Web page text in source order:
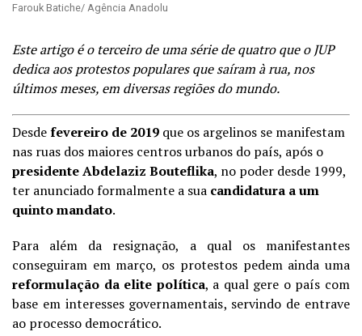
Farouk Batiche/ Agência Anadolu
Este artigo é o terceiro de uma série de quatro que o JUP
dedica aos protestos populares que saíram à rua, nos
últimos meses, em diversas regiões do mundo.
Desdefevereiro de 2019 que os argelinos se manifestam
nas ruas dos maiores centros urbanos do país, após o
presidente Abdelaziz Bouteflika, no poder desde 1999,
ter anunciado formalmente a sua candidatura a um
quinto mandato.
Para além da resignação, a qual os manifestantes
conseguiram em março, os protestos pedem ainda uma
reformulação da elite política, a qual gere o país com
base em interesses governamentais, servindo de entrave
ao processo democrático.